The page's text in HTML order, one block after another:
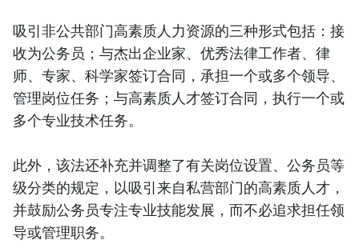
吸引非公共部门高素质人力资源的三种形式包括：接
收为公务员；与杰出企业家、优秀法律工作者、律
师、专家、科学家签订合同，承担一个或多个领导、
管理岗位任务；与高素质人才签订合同，执行一个或
多个专业技术任务。
此外，该法还补充并调整了有关岗位设置、公务员等
级分类的规定，以吸引来自私营部门的高素质人才，
并鼓励公务员专注专业技能发展，而不必追求担任领
导或管理职务。